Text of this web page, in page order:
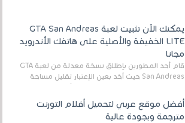
يمكنك الآن تثبيت لعبة GTA San Andreas
LITE الخفيفة والأصلية على هاتفك الأندرويد
مجانا
قام أحد المطورين بإطلاق نسخة معدلة من لعبة GTA
San Andreas حيث أخد بعين الإعتبار تقليل مساحة
أفضل موقع عربي لتحميل أفلام التورنت
مترجمة وبجودة عالية